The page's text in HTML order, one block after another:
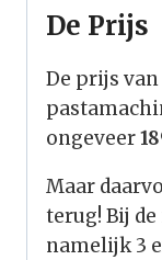
De Prijs
De prijs
ongeveer
Maar
terug! Bij
namelijk 3